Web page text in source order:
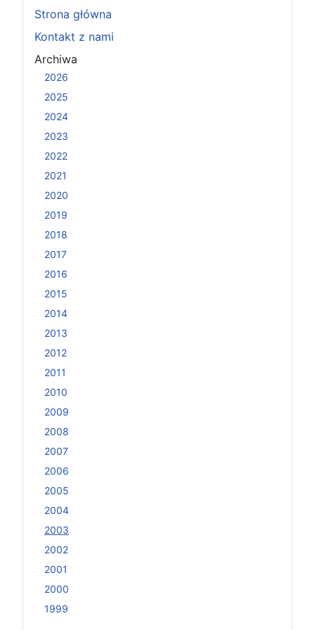
Strona główna
Kontakt z nami
Archiwa
2026
2025
2024
2023
2022
2021
2020
2019
2018
2017
2016
2015
2014
2013
2012
2011
2010
2009
2008
2007
2006
2005
2004
2003
2002
2001
2000
1999